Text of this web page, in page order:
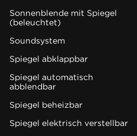
Sonnenblende mit Spiegel
(beleuchtet)
Soundsystem
Spiegel abklappbar
Spiegel automatisch
abblendbar
Spiegel beheizbar
Spiegel elektrisch verstellbar